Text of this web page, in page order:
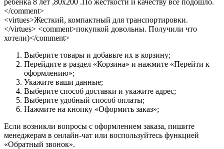
</comment>
<virtues>Жесткий, компактный для транспортировки.
</virtues> <comment>покупкой довольны. Получили что
хотели)</comment>
Выберите товары и добавьте их в корзину;
Перейдите в раздел «Корзина» и нажмите «Перейти к
оформлению»;
Укажите ваши данные;
Выберите способ доставки и укажите адрес;
Выберите удобный способ оплаты;
Нажмите на кнопку «Оформить заказ»;
Если возникли вопросы с оформлением заказа, пишите
менеджерам в онлайн-чат или воспользуйтесь функцией
«Обратный звонок».